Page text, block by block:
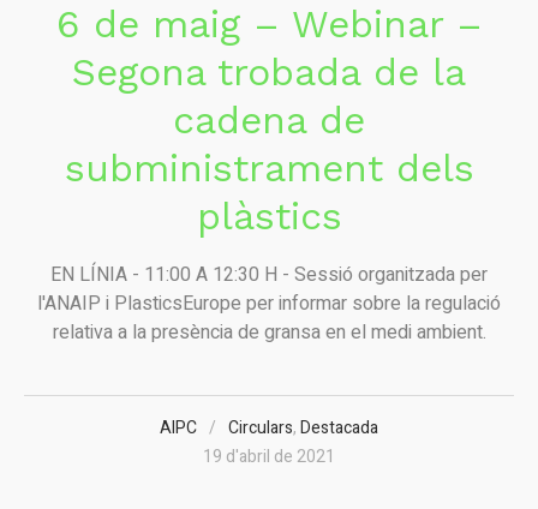
6 de maig – Webinar –
Segona trobada de la
cadena de
subministrament dels
plàstics
EN LÍNIA - 11:00 A 12:30 H - Sessió organitzada per
l'ANAIP i PlasticsEurope per informar sobre la regulació
relativa a la presència de gransa en el medi ambient.
AIPC Circulars,Destacada
19 d'abril de 2021